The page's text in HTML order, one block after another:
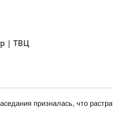
| ТВЦ
призналась, что